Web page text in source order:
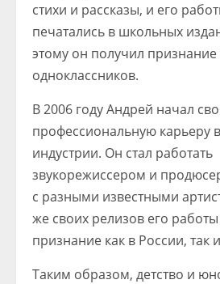
стихи и рассказы, и его
печатались в школьных
этому он получил признание
одноклассников.
В 2006 году Андрей начал
профессиональную карьеру
индустрии. Он стал работать
звукорежиссером и
с разными известными
же своих релизов его
признание как в России, так
Таким образом, детство и